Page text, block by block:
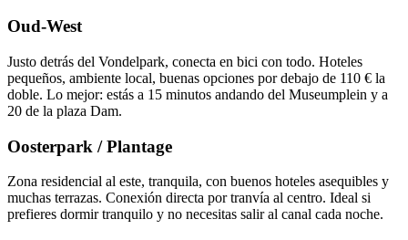
Oud-West
Justo detrás del Vondelpark, conecta en bici con todo. Hoteles
pequeños, ambiente local, buenas opciones por debajo de 110 € la
doble. Lo mejor: estás a 15 minutos andando del Museumplein y a
20 de la plaza Dam.
Oosterpark / Plantage
Zona residencial al este, tranquila, con buenos hoteles asequibles y
muchas terrazas. Conexión directa por tranvía al centro. Ideal si
prefieres dormir tranquilo y no necesitas salir al canal cada noche.